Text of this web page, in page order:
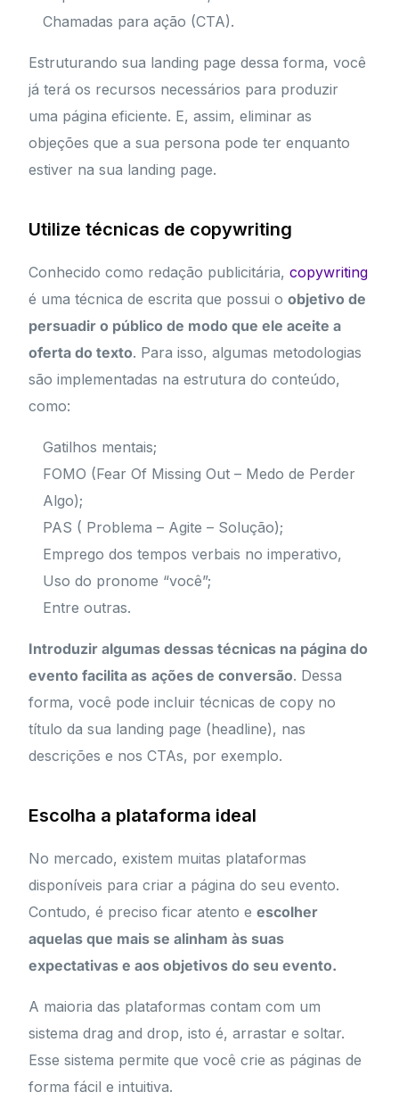
Chamadas para ação (CTA).
Estruturando sua landing page dessa forma, você
já terá os recursos necessários para produzir
uma página eficiente. E, assim, eliminar as
objeções que a sua persona pode ter enquanto
estiver na sua landing page.
Utilize técnicas de copywriting
Conhecido como redação publicitária,copywriting
é uma técnica de escrita que possui oobjetivo de
persuadir o público de modo que ele aceite a
oferta do texto. Para isso, algumas metodologias
são implementadas na estrutura do conteúdo,
como:
Gatilhos mentais;
FOMO (Fear Of Missing Out – Medo de Perder
Algo);
PAS ( Problema – Agite – Solução);
Emprego dos tempos verbais no imperativo,
Uso do pronome “você”;
Entre outras.
Introduzir algumas dessas técnicas na página do
evento facilita as ações de conversão. Dessa
forma, você pode incluir técnicas de copy no
título da sua landing page (headline), nas
descrições e nos CTAs, por exemplo.
Escolha a plataforma ideal
No mercado, existem muitas plataformas
disponíveis para criar a página do seu evento.
Contudo, é preciso ficar atento eescolher
aquelas que mais se alinham às suas
expectativas e aos objetivos do seu evento.
A maioria das plataformas contam com um
sistema drag and drop, isto é, arrastar e soltar.
Esse sistema permite que você crie as páginas de
forma fácil e intuitiva.